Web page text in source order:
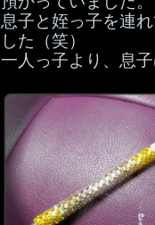
息子と姪っ子を連
した（笑）
一人っ子より、息